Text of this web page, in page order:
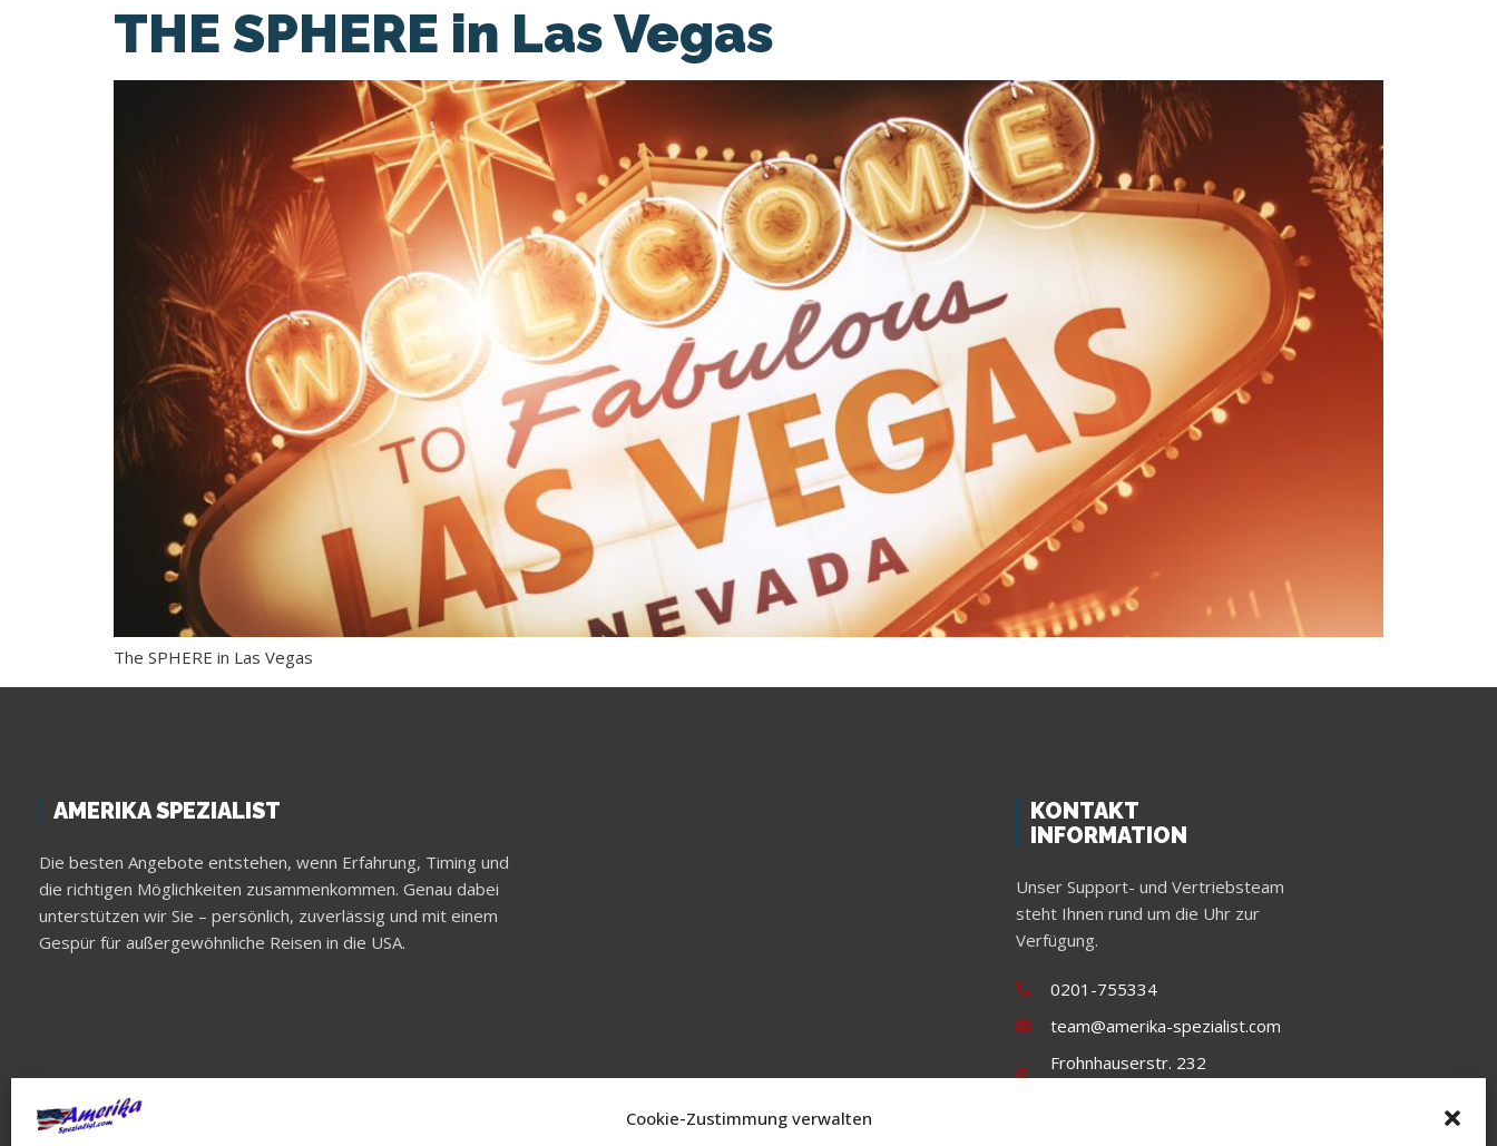
Cookie-Zustimmung verwalten
THE SPHERE in Las Vegas
The SPHERE in Las Vegas
AMERIKA SPEZIALIST
Die besten Angebote entstehen, wenn Erfahrung, Timing und
die richtigen Möglichkeiten zusammenkommen. Genau dabei
unterstützen wir Sie – persönlich, zuverlässig und mit einem
Gespür für außergewöhnliche Reisen in die USA.
KONTAKT
INFORMATION
Unser Support- und Vertriebsteam
steht Ihnen rund um die Uhr zur
Verfügung.
0201-755334
team@amerika-spezialist.com
Frohnhauserstr. 232